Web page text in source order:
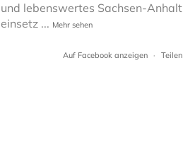
und lebenswertes Sachsen-Anhalt
einsetz ... Mehr sehen
Auf Facebook anzeigen · Teilen